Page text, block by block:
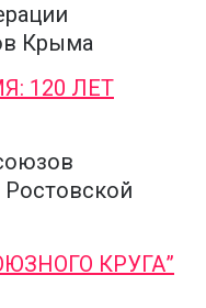
Крыма
120 ЛЕТ
КРУГА”